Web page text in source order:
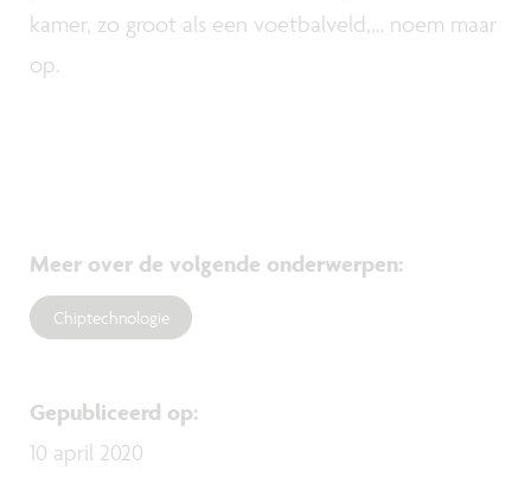
kamer, zo groot als een voetbalveld,… noem maar
op.
Meer over de volgende onderwerpen:
Chiptechnologie
Gepubliceerd op:
10 april 2020